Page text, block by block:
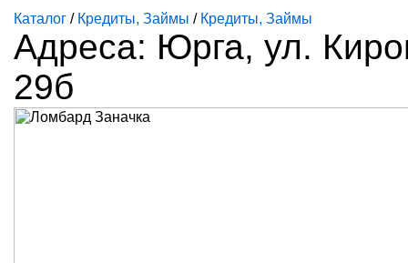
Каталог / Кредиты, Займы / Кредиты, Займы
Адреса: Юрга, ул.
29б